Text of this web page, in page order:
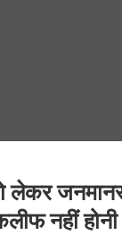
लेकर
नहीं होनी